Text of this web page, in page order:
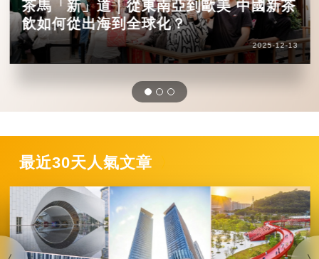
茶馬「新」道｜從東南亞到歐美 中國新茶
飲如何從出海到全球化？
2025-12-13
最近30天人氣文章